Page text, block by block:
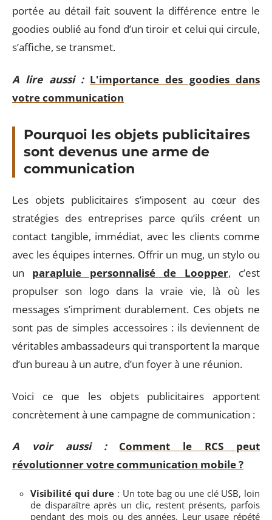
portée au détail fait souvent la différence entre le
goodies oublié au fond d’un tiroir et celui qui circule,
s’affiche, se transmet.
A lire aussi : L'importance des goodies dans
votre communication
Pourquoi les objets publicitaires
sont devenus une arme de
communication
Les objets publicitaires s’imposent au cœur des
stratégies des entreprises parce qu’ils créent un
contact tangible, immédiat, avec les clients comme
avec les équipes internes. Offrir un mug, un stylo ou
un parapluie personnalisé de Loopper, c’est
propulser son logo dans la vraie vie, là où les
messages s’impriment durablement. Ces objets ne
sont pas de simples accessoires : ils deviennent de
véritables ambassadeurs qui transportent la marque
d’un bureau à un autre, d’un foyer à une réunion.
Voici ce que les objets publicitaires apportent
concrètement à une campagne de communication :
A voir aussi :
Comment le RCS peut
révolutionner votre communication mobile ?
Visibilité qui dure : Un tote bag ou une clé USB, loin
de disparaître après un clic, restent présents, parfois
pendant des mois ou des années. Leur usage répété